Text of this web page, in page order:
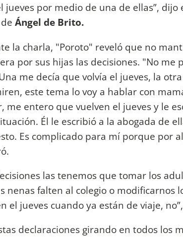
jueves por medio de una de ellas”, dijo
Ángel de Brito.
la charla, "Poroto" reveló que no
por sus hijas las decisiones. "No
me decía que volvía el jueves, la
este tema lo voy a hablar con
me entero que vuelven el jueves y le
Él le escribió a la abogada de
Es complicado para mí porque por
las tenemos que tomar los
nenas falten al colegio o modificarnos
el jueves cuando ya están de viaje,
declaraciones girando en todos los